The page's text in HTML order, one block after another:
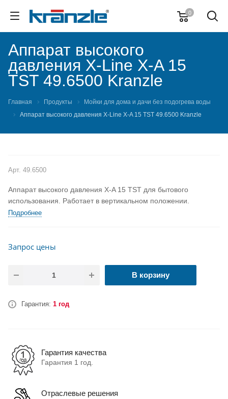
0
Аппарат высокого
давления X-Line X-A 15
TST 49.6500 Kranzle
Главная Продукты
Мойки для дома и дачи без подогрева воды
Аппарат высокого давления X-Line X-A 15 TST 49.6500 Kranzle
Арт. 49.6500
Аппарат высокого давления X-A 15 TST для бытового
использования. Работает в вертикальном положении.
Подробнее
Запрос цены
В корзину
Гарантия: 1 год
Гарантия качества
Гарантия 1 год.
Отраслевые решения